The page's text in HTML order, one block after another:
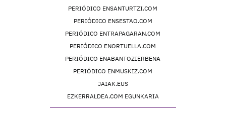
PERIÓDICO ENSANTURTZI.COM
PERIÓDICO ENSESTAO.COM
PERIÓDICO ENTRAPAGARAN.COM
PERIÓDICO ENORTUELLA.COM
PERIÓDICO ENABANTOZIERBENA
PERIÓDICO ENMUSKIZ.COM
JAIAK.EUS
EZKERRALDEA.COM EGUNKARIA